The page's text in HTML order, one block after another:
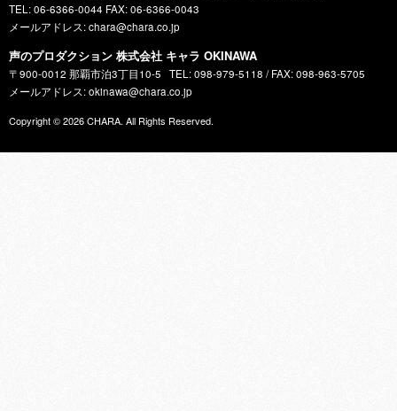
TEL: 06-6366-0044 FAX: 06-6366-0043
メールアドレス: chara@chara.co.jp
声のプロダクション 株式会社 キャラ OKINAWA
〒900-0012 那覇市泊3丁目10-5
TEL: 098-979-5118 / FAX: 098-963-5705
メールアドレス: okinawa@chara.co.jp
Copyright © 2026CHARA. All Rights Reserved.